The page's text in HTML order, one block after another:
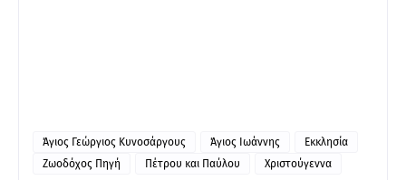
Άγιος Γεώργιος Κυνοσάργους Άγιος Ιωάννης
Εκκλησία
Ζωοδόχος Πηγή
Πέτρου και Παύλου Χριστούγεννα